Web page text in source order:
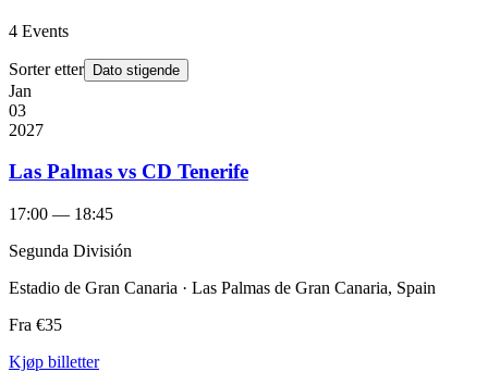
4 Events
Sorter etter Dato stigende
Jan
03
2027
Las Palmas vs CD Tenerife
17:00 — 18:45
Segunda División
Estadio de Gran Canaria · Las Palmas de Gran Canaria, Spain
Fra €35
Kjøp billetter